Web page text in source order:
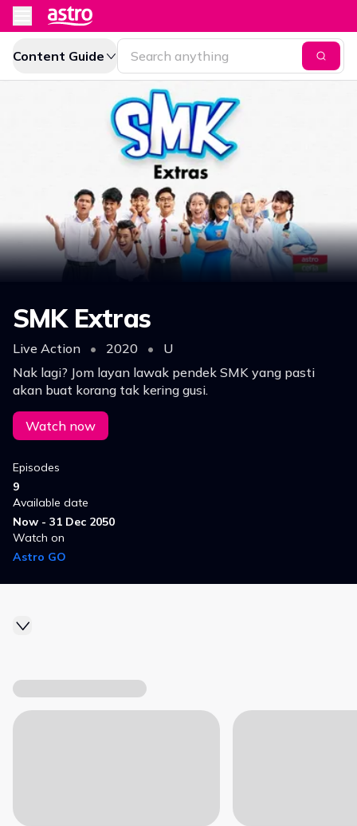
Content Guide
SMK Extras
Live Action • 2020 •
U
Nak lagi? Jom layan lawak pendek SMK yang pasti
akan buat korang tak kering gusi.
Watch now
Episodes
9
Available date
Now - 31 Dec 2050
Watch on
Astro GO